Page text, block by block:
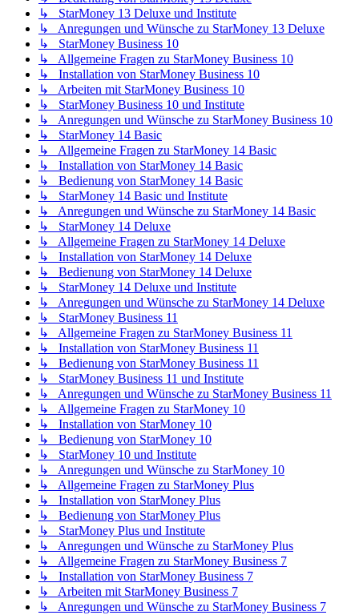
↳ StarMoney 13 Deluxe und Institute
↳ Anregungen und Wünsche zu StarMoney 13 Deluxe
↳ StarMoney Business 10
↳ Allgemeine Fragen zu StarMoney Business 10
↳ Installation von StarMoney Business 10
↳ Arbeiten mit StarMoney Business 10
↳ StarMoney Business 10 und Institute
↳ Anregungen und Wünsche zu StarMoney Business 10
↳ StarMoney 14 Basic
↳ Allgemeine Fragen zu StarMoney 14 Basic
↳ Installation von StarMoney 14 Basic
↳ Bedienung von StarMoney 14 Basic
↳ StarMoney 14 Basic und Institute
↳ Anregungen und Wünsche zu StarMoney 14 Basic
↳ StarMoney 14 Deluxe
↳ Allgemeine Fragen zu StarMoney 14 Deluxe
↳ Installation von StarMoney 14 Deluxe
↳ Bedienung von StarMoney 14 Deluxe
↳ StarMoney 14 Deluxe und Institute
↳ Anregungen und Wünsche zu StarMoney 14 Deluxe
↳ StarMoney Business 11
↳ Allgemeine Fragen zu StarMoney Business 11
↳ Installation von StarMoney Business 11
↳ Bedienung von StarMoney Business 11
↳ StarMoney Business 11 und Institute
↳ Anregungen und Wünsche zu StarMoney Business 11
↳ Allgemeine Fragen zu StarMoney 10
↳ Installation von StarMoney 10
↳ Bedienung von StarMoney 10
↳ StarMoney 10 und Institute
↳ Anregungen und Wünsche zu StarMoney 10
↳ Allgemeine Fragen zu StarMoney Plus
↳ Installation von StarMoney Plus
↳ Bedienung von StarMoney Plus
↳ StarMoney Plus und Institute
↳ Anregungen und Wünsche zu StarMoney Plus
↳ Allgemeine Fragen zu StarMoney Business 7
↳ Installation von StarMoney Business 7
↳ Arbeiten mit StarMoney Business 7
↳ Anregungen und Wünsche zu StarMoney Business 7